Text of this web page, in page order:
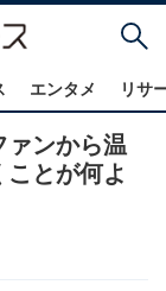
エンタメ リサ
ァンから温
とが何よ